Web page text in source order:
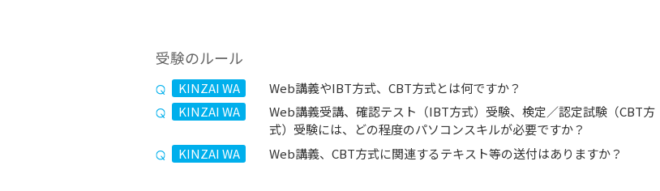
受験のルール
KINZAI WA
Web講義やIBT方式、CBT方式とは何ですか？
KINZAI WA
Web講義受講、確認テスト（IBT方式）受験、検定／認定試験（CBT方
式）受験には、どの程度のパソコンスキルが必要ですか？
KINZAI WA
Web講義、CBT方式に関連するテキスト等の送付はありますか？